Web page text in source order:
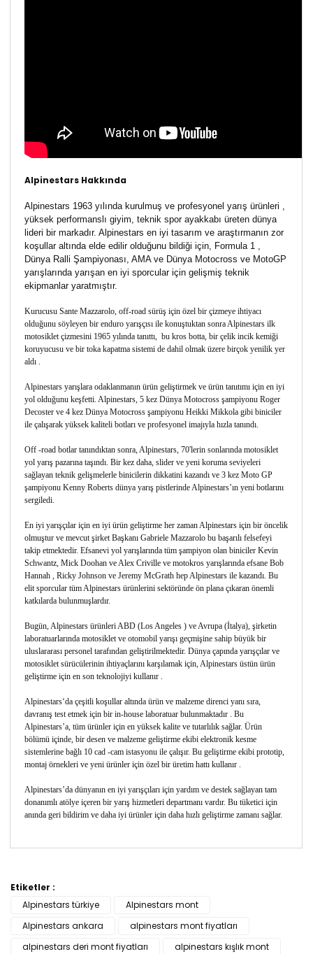
Alpinestars Hakkında
Alpinestars 1963 yılında kurulmuş ve profesyonel yarış ürünleri ,
yüksek performanslı giyim, teknik spor ayakkabı üreten dünya
lideri bir markadır. Alpinestars en iyi tasarım ve araştırmanın zor
koşullar altında elde edilir olduğunu bildiği için, Formula 1 ,
Dünya Ralli Şampiyonası, AMA ve Dünya Motocross ve MotoGP
yarışlarında yarışan en iyi sporcular için gelişmiş teknik
ekipmanlar yaratmıştır.
Kurucusu Sante Mazzarolo, off-road sürüş için özel bir çizmeye ihtiyacı
olduğunu söyleyen bir enduro yarışçısı ile konuştuktan sonra Alpinestars ilk
motosiklet çizmesini 1965 yılında tanıttı, bu kros botta, bir çelik incik kemiği
koruyucusu ve bir toka kapatma sistemi de dahil olmak üzere birçok yenilik yer
aldı .
Alpinestars yarışlara odaklanmanın ürün geliştirmek ve ürün tanıtımı için en iyi
yol olduğunu keşfetti. Alpinestars, 5 kez Dünya Motocross şampiyonu Roger
Decoster ve 4 kez Dünya Motocross şampiyonu Heikki Mikkola gibi biniciler
ile çalışarak yüksek kaliteli botları ve profesyonel imajıyla hızla tanındı.
Off -road botlar tanındıktan sonra, Alpinestars, 70'lerin sonlarında motosiklet
yol yarış pazarına taşındı. Bir kez daha, slider ve yeni koruma seviyeleri
sağlayan teknik gelişmelerle binicilerin dikkatini kazandı ve 3 kez Moto GP
şampiyonu Kenny Roberts dünya yarış pistlerinde Alpinestars’ın yeni botlarını
sergiledi.
En iyi yarışçılar için en iyi ürün geliştirme her zaman Alpinestars için bir öncelik
olmuştur ve mevcut şirket Başkanı Gabriele Mazzarolo bu başarılı felsefeyi
takip etmektedir. Efsanevi yol yarışlarında tüm şampiyon olan biniciler Kevin
Schwantz, Mick Doohan ve Alex Criville ve motokros yarışlarında efsane Bob
Hannah , Ricky Johnson ve Jeremy McGrath hep Alpinestars ile kazandı. Bu
elit sporcular tüm Alpinestars ürünlerini sektöründe ön plana çıkaran önemli
katkılarda bulunmuşlardır.
Bugün, Alpinestars ürünleri ABD (Los Angeles ) ve Avrupa (İtalya), şirketin
laboratuarlarında motosiklet ve otomobil yarışı geçmişine sahip büyük bir
uluslararası personel tarafından geliştirilmektedir. Dünya çapında yarışçılar ve
motosiklet sürücülerinin ihtiyaçlarını karşılamak için, Alpinestars üstün ürün
geliştirme için en son teknolojiyi kullanır .
Alpinestars‘da çeşitli koşullar altında ürün ve malzeme direnci yanı sıra,
davranış test etmek için bir in-house laboratuar bulunmaktadır . Bu
Alpinestars’a, tüm ürünler için en yüksek kalite ve tutarlılık sağlar. Ürün
bölümü içinde, bir desen ve malzeme geliştirme ekibi elektronik kesme
sistemlerine bağlı 10 cad -cam istasyonu ile çalışır. Bu geliştirme ekibi prototip,
montaj örnekleri ve yeni ürünler için özel bir üretim hattı kullanır .
Alpinestars’da dünyanın en iyi yarışçıları için yardım ve destek sağlayan tam
donanımlı atölye içeren bir yarış hizmetleri departmanı vardır. Bu tüketici için
anında geri bildirim ve daha iyi ürünler için daha hızlı geliştirme zamanı sağlar.
Yorum Yaz
diğer konularda yetersiz gördüğünüz noktaları öneri
Görüş ve önerileriniz için teşekkür ederiz.
Ürün resmi kalitesiz, bozuk veya görüntülenemiyor.
Etiketler :
Alpinestars türkiye
Alpinestars mont
Alpinestars ankara
alpinestars mont fiyatları
alpinestars deri mont fiyatları
alpinestars kışlık mont